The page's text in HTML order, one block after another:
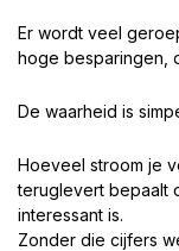
Er wordt veel
hoge besparingen,
De waarheid is
Hoeveel stroom je
teruglevert bepaalt
interessant is.
Zonder die cijfers